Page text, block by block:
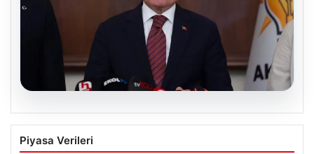
AKP’den ‘çerçeve yasa’ açıklaması:
Süreç ve beklentiler
Piyasa Verileri